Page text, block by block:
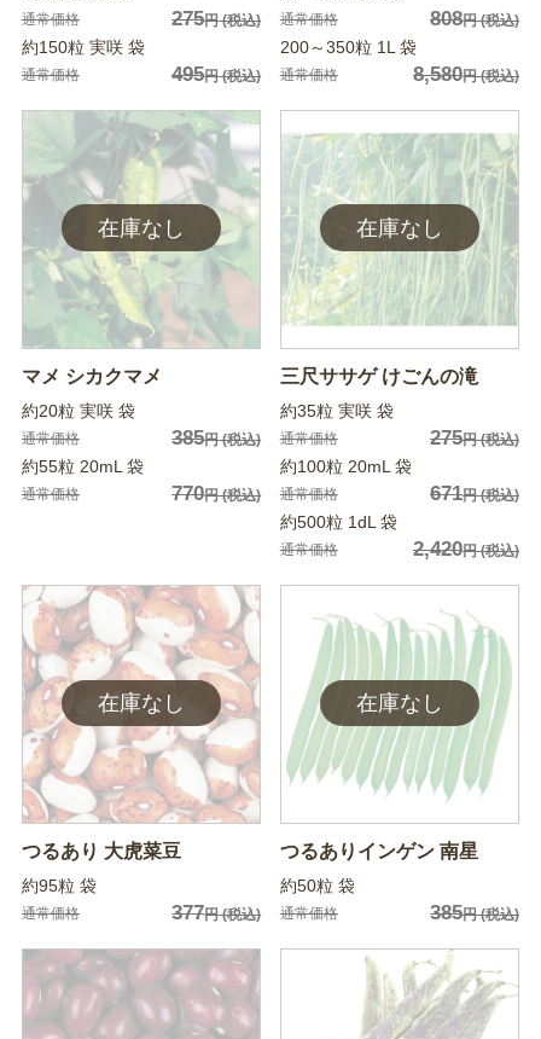
通常価格 275円(税込)
約150粒 実咲 袋
通常価格 495円(税込)
通常価格 808円(税込)
200～350粒 1L 袋
通常価格 8,580円(税込)
マメ シカクマメ
約20粒 実咲 袋
通常価格 385円(税込)
約55粒 20mL 袋
通常価格 770円(税込)
三尺ササゲ けごんの滝
約35粒 実咲 袋
通常価格 275円(税込)
約100粒 20mL 袋
通常価格 671円(税込)
約500粒 1dL 袋
通常価格 2,420円(税込)
つるあり 大虎菜豆
約95粒 袋
通常価格 377円(税込)
つるありインゲン 南星
約50粒 袋
通常価格 385円(税込)